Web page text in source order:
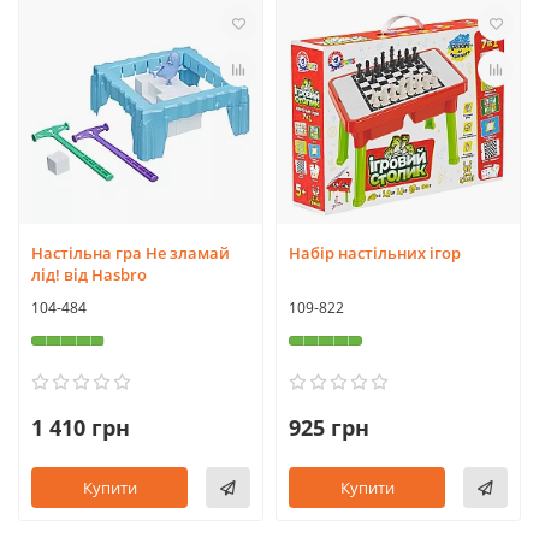
Настільна гра Не зламай
лід! від Hasbro
104-484
1 410 грн
Купити
Набір настільних ігор
109-822
925 грн
Купити